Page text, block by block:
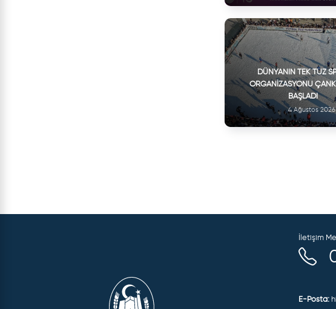
DÜNYANIN TEK TUZ
ORGANIZASYONU
BAŞLADI
4 Ağustos 2026
İletişim
E-Posta: